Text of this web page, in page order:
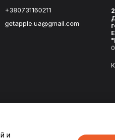
+380731160211
getapple.ua@gmail.com
и